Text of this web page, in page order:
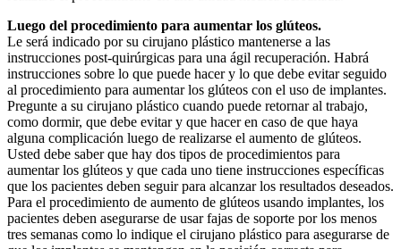
Luego del procedimiento para aumentar los glúteos.
Le será indicado por su cirujano plástico mantenerse a las
instrucciones post-quirúrgicas para una ágil recuperación. Habrá
instrucciones sobre lo que puede hacer y lo que debe evitar seguido
al procedimiento para aumentar los glúteos con el uso de implantes.
Pregunte a su cirujano plástico cuando puede retornar al trabajo,
como dormir, que debe evitar y que hacer en caso de que haya
alguna complicación luego de realizarse el aumento de glúteos.
Usted debe saber que hay dos tipos de procedimientos para
aumentar los glúteos y que cada uno tiene instrucciones específicas
que los pacientes deben seguir para alcanzar los resultados deseados.
Para el procedimiento de aumento de glúteos usando implantes, los
pacientes deben asegurarse de usar fajas de soporte por los menos
tres semanas como lo indique el cirujano plástico para asegurarse de